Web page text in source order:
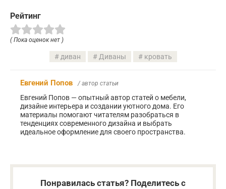
Рейтинг
( Пока оценок нет )
диван Диваны кровать
Евгений Попов / автор статьи
Евгений Попов — опытный автор статей о мебели,
дизайне интерьера и создании уютного дома. Его
материалы помогают читателям разобраться в
тенденциях современного дизайна и выбрать
идеальное оформление для своего пространства.
Понравилась статья? Поделитесь с